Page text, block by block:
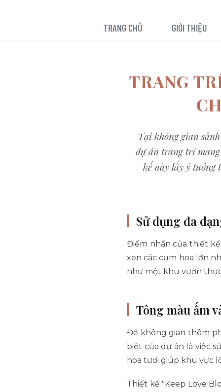
TRANG CHỦ GIỚI THIỆU
TRANG
Tại không gian
dự án trang trí mang
kế này lấy ý tưởng
Sử dụng đa
Điểm nhấn của thiết kế
xen các cụm hoa lớn
như một khu vườn
Tông màu ấm
Để không gian thêm
biệt của dự án là việc
hoa tươi giúp khu vực
Thiết kế "Keep Love